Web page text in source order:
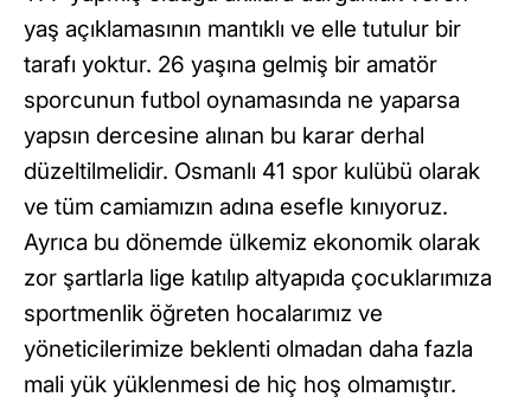
yaş açıklamasının mantıklı ve elle tutulur bir
tarafı yoktur. 26 yaşına gelmiş bir amatör
sporcunun futbol oynamasında ne yaparsa
yapsın dercesine alınan bu karar derhal
düzeltilmelidir. Osmanlı 41 spor kulübü olarak
ve tüm camiamızın adına esefle kınıyoruz.
Ayrıca bu dönemde ülkemiz ekonomik olarak
zor şartlarla lige katılıp altyapıda çocuklarımıza
sportmenlik öğreten hocalarımız ve
yöneticilerimize beklenti olmadan daha fazla
mali yük yüklenmesi de hiç hoş olmamıştır.